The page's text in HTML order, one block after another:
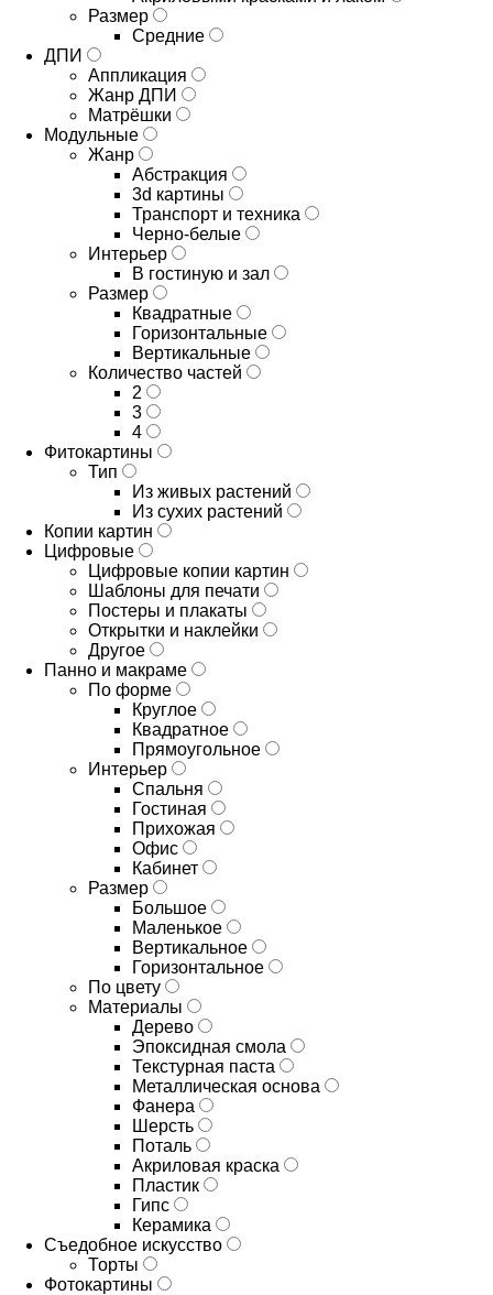
Размер
Средние
ДПИ
Аппликация
Жанр ДПИ
Матрёшки
Модульные
Жанр
Абстракция
3d картины
Транспорт и техника
Черно-белые
Интерьер
В гостиную и зал
Размер
Квадратные
Горизонтальные
Вертикальные
Количество частей
2
3
4
Фитокартины
Тип
Из живых растений
Из сухих растений
Копии картин
Цифровые
Цифровые копии картин
Шаблоны для печати
Постеры и плакаты
Открытки и наклейки
Другое
Панно и макраме
По форме
Круглое
Квадратное
Прямоугольное
Интерьер
Спальня
Гостиная
Прихожая
Офис
Кабинет
Размер
Большое
Маленькое
Вертикальное
Горизонтальное
По цвету
Материалы
Дерево
Эпоксидная смола
Текстурная паста
Металлическая основа
Фанера
Шерсть
Поталь
Акриловая краска
Пластик
Гипс
Керамика
Съедобное искусство
Торты
Фотокартины